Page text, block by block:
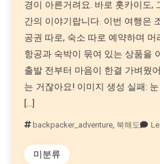
경이 아른거려요. 바로 홋카이도,
간의 이야기랍니다. 이번 여행은
공권 따로, 숙소 따로 예약하며 머
항공과 숙박이 묶여 있는 상품을
출발 전부터 마음이 한결 가벼웠
는 거잖아요! 이미지 생성 실패:
[…]
backpacker_adventure, 북해도
미분류